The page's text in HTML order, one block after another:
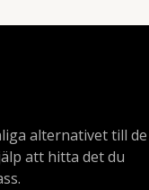
alternativet till de
att hitta det du